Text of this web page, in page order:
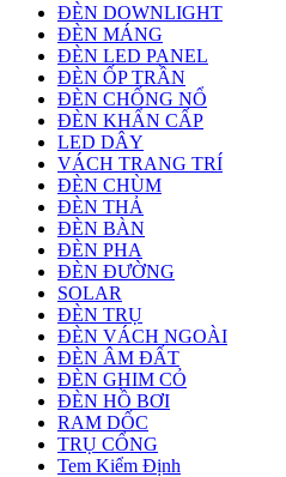
ĐÈN DOWNLIGHT
ĐÈN MÁNG
ĐÈN LED PANEL
ĐÈN ỐP TRẦN
ĐÈN CHỐNG NỔ
ĐÈN KHẨN CẤP
LED DÂY
VÁCH TRANG TRÍ
ĐÈN CHÙM
ĐÈN THẢ
ĐÈN BÀN
ĐÈN PHA
ĐÈN ĐƯỜNG
SOLAR
ĐÈN TRỤ
ĐÈN VÁCH NGOÀI
ĐÈN ÂM ĐẤT
ĐÈN GHIM CỎ
ĐÈN HỒ BƠI
RAM DỐC
TRỤ CỔNG
Tem Kiểm Định